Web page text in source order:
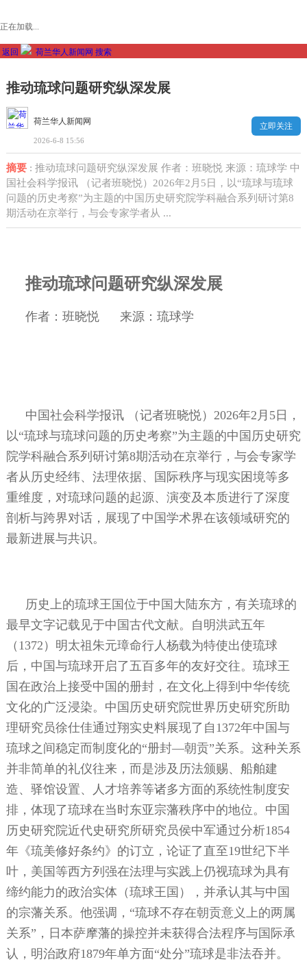
正在加载...
返回 荷兰华人新闻网 搜索
推动琉球问题研究纵深发展
荷兰华人新闻网
2026-6-8 15:56
立即关注
摘要: 推动琉球问题研究纵深发展 作者：班晓悦 来源：琉球学 中
国社会科学报讯 （记者班晓悦）2026年2月5日，以“琉球与琉球
问题的历史考察”为主题的中国历史研究院学科融合系列研讨第8
期活动在京举行，与会专家学者从 ...
推动琉球问题研究纵深发展
作者：班晓悦 来源：琉球学
中国社会科学报讯 （记者班晓悦） 2026年2 月 5日，
以“琉球与琉球问题的历史考察”为主题的中国历史研究
院学科融合系列研讨第8期活动在京举行，与会专家学
者从历史经纬、法理依据、国际秩序与现实困境等多
重维度，对琉球问题的起源、演变及本质进行了深度
剖析与跨界对话，展现了中国学术界在该领域研究的
最新进展与共识。
历史上的琉球王国位于中国大陆东方，有关琉球的
最早文字记载见于中国古代文献。自明洪武五年
（ 1372 ）明太祖朱元璋命行人杨载为特使出使琉球
后，中国与琉球开启了五百多年的友好交往。琉球王
国在政治上接受中国的册封，在文化上得到中华传统
文化的广泛浸染。中国历史研究院世界历史研究所助
理研究员徐仕佳通过翔实史料展现了自 1372年中国与
琉球之间稳定而制度化的“册封—朝贡”关系。这种关系
并非简单的礼仪往来，而是涉及历法颁赐、船舶建
造、驿馆设置、人才培养等诸多方面的系统性制度安
排，体现了琉球在当时东亚宗藩秩序中的地位。中国
历史研究院近代史研究所研究员侯中军通过分析1854
年《琉美修好条约》的订立，论证了直至19世纪下半
叶，美国等西方列强在法理与实践上仍视琉球为具有
缔约能力的政治实体（琉球王国），并承认其与中国
的宗藩关系。他强调，“琉球不存在朝贡意义上的两属
关系”，日本萨摩藩的操控并未获得合法程序与国际承
认，明治政府1879年单方面“处分”琉球是非法吞并。